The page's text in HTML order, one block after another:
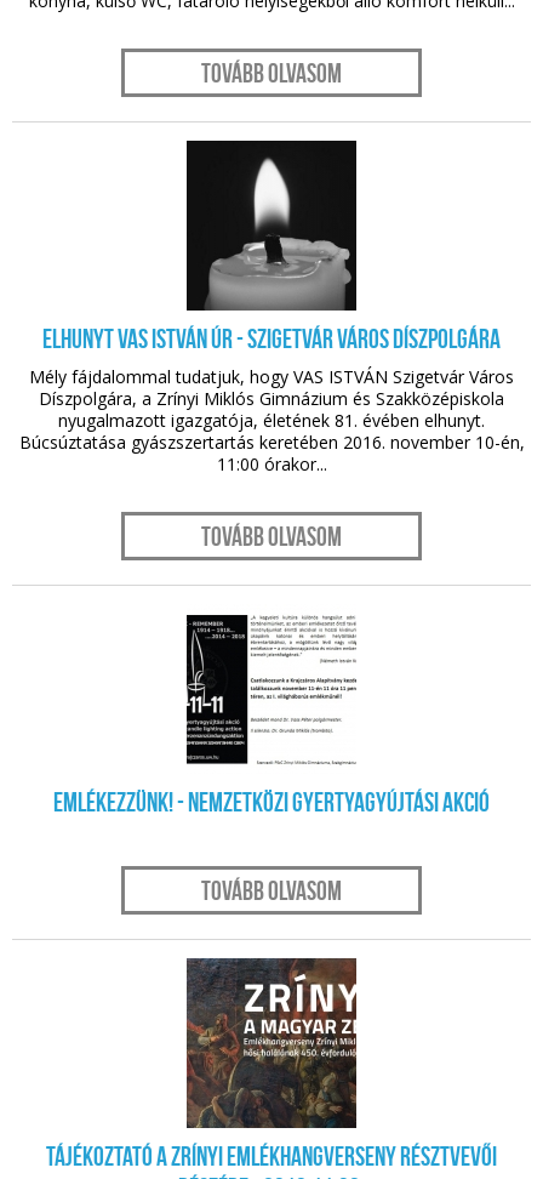
Tovább olvasom
Elhunyt Vas István úr - Szigetvár Város Díszpolgára
Mély fájdalommal tudatjuk, hogy VAS ISTVÁN Szigetvár Város
Díszpolgára, a Zrínyi Miklós Gimnázium és Szakközépiskola
nyugalmazott igazgatója, életének 81. évében elhunyt.
Búcsúztatása gyászszertartás keretében 2016. november 10-én,
11:00 órakor...
Tovább olvasom
Emlékezzünk! - Nemzetközi gyertyagyújtási akció
Tovább olvasom
Tájékoztató a Zrínyi Emlékhangverseny résztvevői